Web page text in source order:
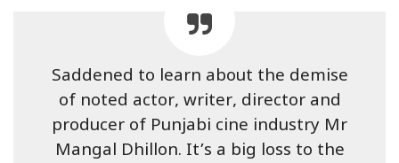
Saddened to learn about the demise
of noted actor, writer, director and
producer of Punjabi cine industry Mr
Mangal Dhillon. It’s a big loss to the